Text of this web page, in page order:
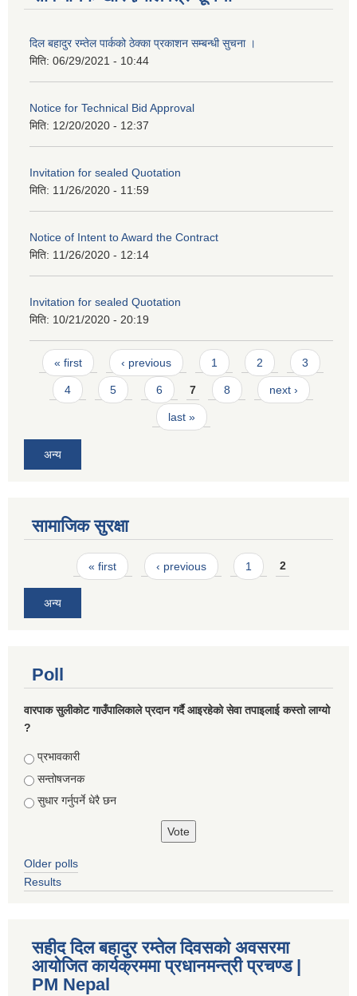
दिल बहादुर रम्तेल पार्कको ठेक्का प्रकाशन सम्बन्धी सुचना ।
मिति: 06/29/2021 - 10:44
Notice for Technical Bid Approval
मिति: 12/20/2020 - 12:37
Invitation for sealed Quotation
मिति: 11/26/2020 - 11:59
Notice of Intent to Award the Contract
मिति: 11/26/2020 - 12:14
Invitation for sealed Quotation
मिति: 10/21/2020 - 20:19
Pages
« first ‹ previous 1 2 3
4 5 6 7 8 next ›
last »
अन्य
सामाजिक सुरक्षा
Pages« first ‹ previous 1 2
अन्य
Poll
वारपाक सुलीकोट गाउँपालिकाले प्रदान गर्दै आइरहेको सेवा तपाइलाई कस्तो लाग्यो
?
Choices
प्रभावकारी
सन्तोषजनक
सुधार गर्नुपर्ने धेरै छन
Older polls
Results
सहीद दिल बहादुर रम्तेल दिवसको अवसरमा
आयोजित कार्यक्रममा प्रधानमन्त्री प्रचण्ड |
PM Nepal